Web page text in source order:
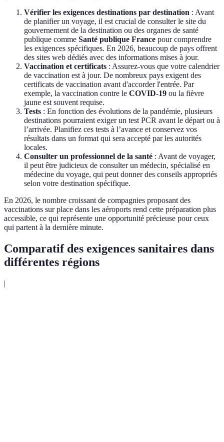
Vérifier les exigences destinations par destination : Avant
de planifier un voyage, il est crucial de consulter le site du
gouvernement de la destination ou des organes de santé
publique comme Santé publique France pour comprendre
les exigences spécifiques. En 2026, beaucoup de pays offrent
des sites web dédiés avec des informations mises à jour.
Vaccination et certificats : Assurez-vous que votre calendrier
de vaccination est à jour. De nombreux pays exigent des
certificats de vaccination avant d'accorder l'entrée. Par
exemple, la vaccination contre le COVID-19 ou la fièvre
jaune est souvent requise.
Tests : En fonction des évolutions de la pandémie, plusieurs
destinations pourraient exiger un test PCR avant le départ ou à
l’arrivée. Planifiez ces tests à l’avance et conservez vos
résultats dans un format qui sera accepté par les autorités
locales.
Consulter un professionnel de la santé : Avant de voyager,
il peut être judicieux de consulter un médecin, spécialisé en
médecine du voyage, qui peut donner des conseils appropriés
selon votre destination spécifique.
En 2026, le nombre croissant de compagnies proposant des
vaccinations sur place dans les aéroports rend cette préparation plus
accessible, ce qui représente une opportunité précieuse pour ceux
qui partent à la dernière minute.
Comparatif des exigences sanitaires dans
différentes régions
|